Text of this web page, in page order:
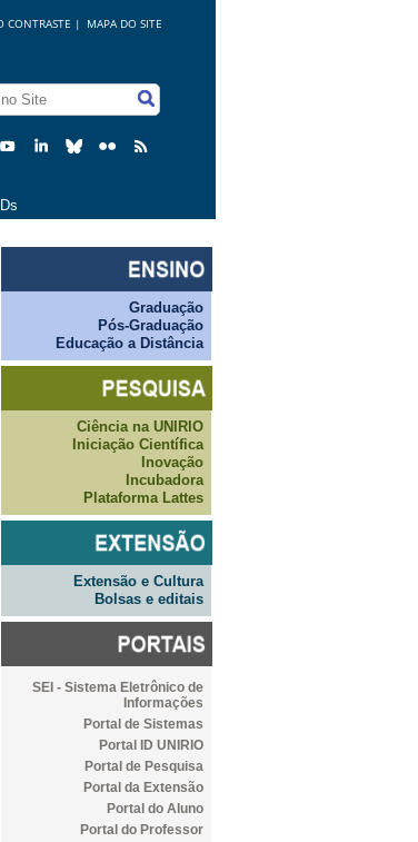
MAPA DO SITE
CONTRASTE |
Graduação
Pós-Graduação
Educação a Distância
Ciência na UNIRIO
Iniciação Científica
Inovação
Incubadora
Plataforma Lattes
Extensão e Cultura
Bolsas e editais
SEI - Sistema Eletrônico de
Informações
Portal de Sistemas
Portal ID UNIRIO
Portal de Pesquisa
Portal da Extensão
Portal do Aluno
Portal do Professor